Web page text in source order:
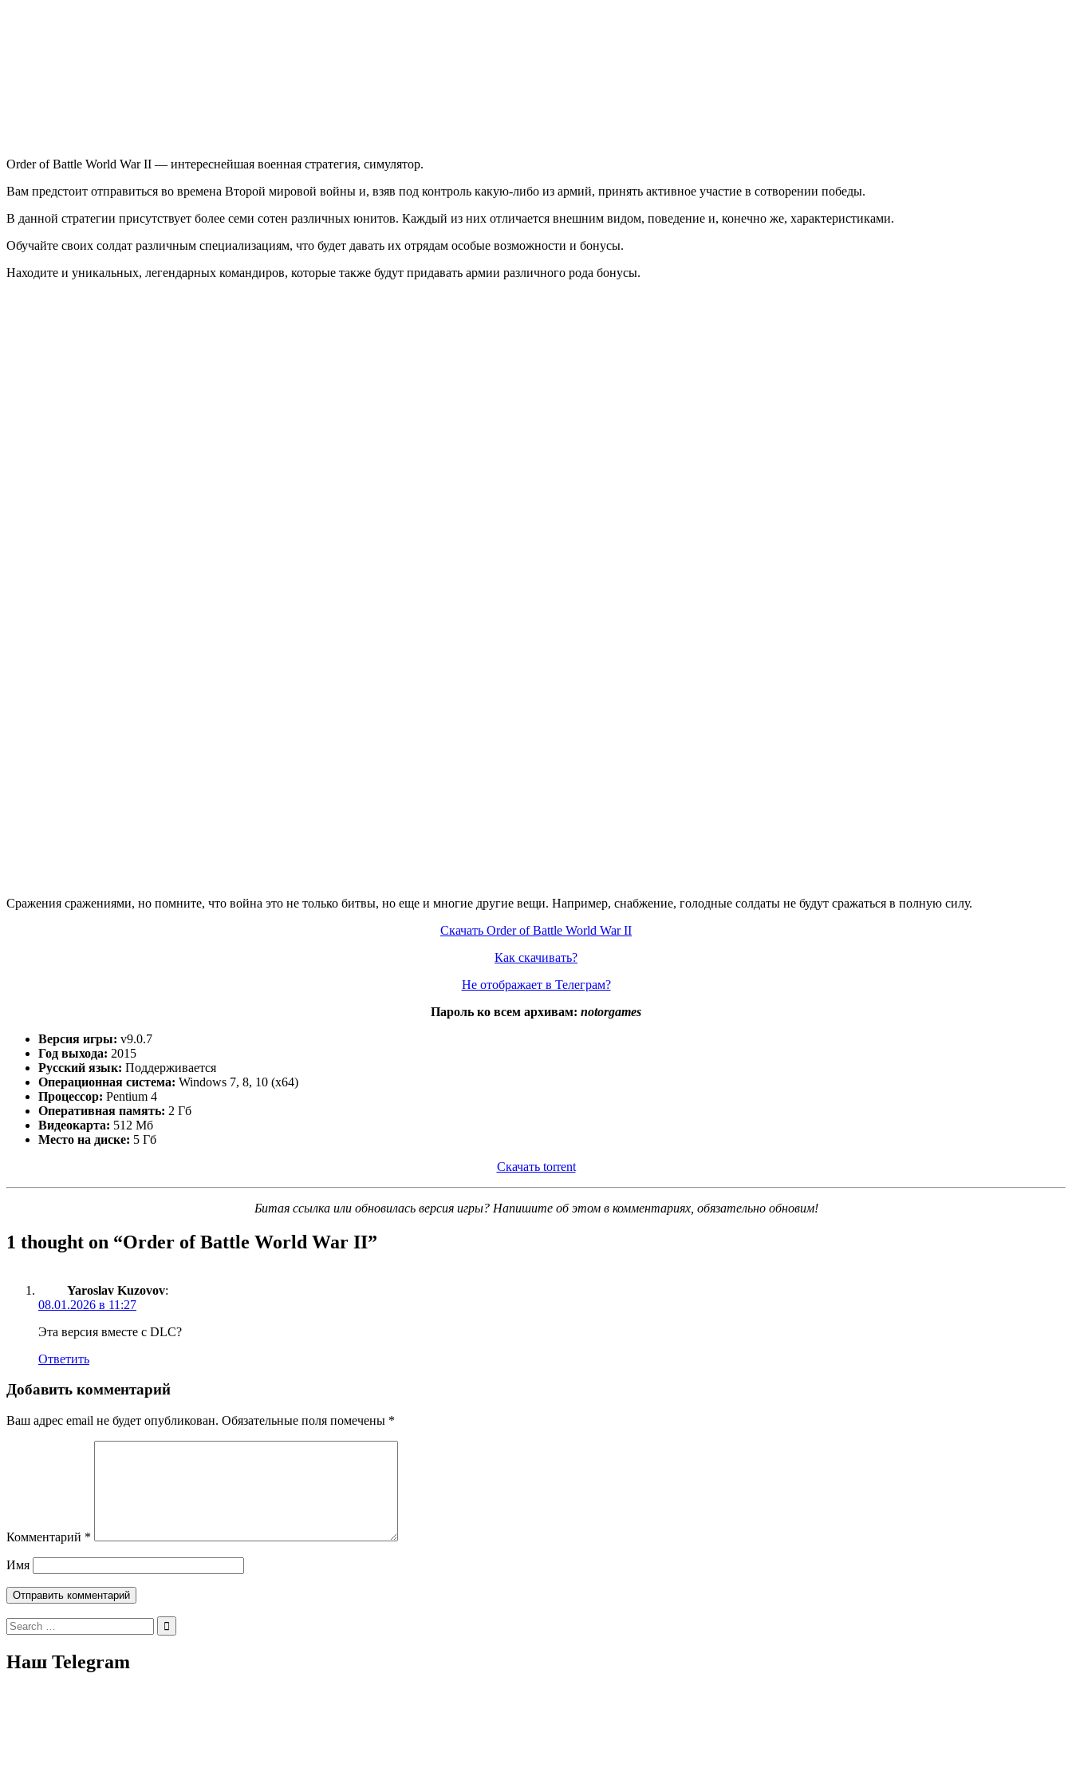
Order of Battle World War II — интереснейшая военная стратегия, симулятор.
Вам предстоит отправиться во времена Второй мировой войны и, взяв под контроль какую-либо из армий, принять активное участие в сотворении победы.
В данной стратегии присутствует более семи сотен различных юнитов. Каждый из них отличается внешним видом, поведение и, конечно же, характеристиками.
Обучайте своих солдат различным специализациям, что будет давать их отрядам особые возможности и бонусы.
Находите и уникальных, легендарных командиров, которые также будут придавать армии различного рода бонусы.
Сражения сражениями, но помните, что война это не только битвы, но еще и многие другие вещи. Например, снабжение, голодные солдаты не будут сражаться в полную силу.
Скачать Order of Battle World War II
Как скачивать?
Не отображает в Телеграм?
Пароль ко всем архивам: notorgames
Версия игры: v9.0.7
Год выхода: 2015
Русский язык: Поддерживается
Операционная система: Windows 7, 8, 10 (x64)
Процессор: Pentium 4
Оперативная память: 2 Гб
Видеокарта: 512 Мб
Место на диске: 5 Гб
Скачать torrent
Битая ссылка или обновилась версия игры? Напишите об этом в комментариях, обязательно обновим!
1 thought on “Order of Battle World War II”
Yaroslav Kuzovov:
08.01.2026 в 11:27
Эта версия вместе с DLC?
Ответить
Добавить комментарий
Ваш адрес email не будет опубликован. Обязательные поля помечены *
Комментарий *
Имя
Search
for:
Наш Telegram